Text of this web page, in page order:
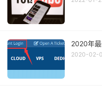
2020年
2020-02-